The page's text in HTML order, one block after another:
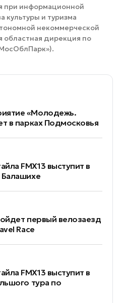
«Молодежь.
в парках Подмосковья
FMX13 выступит в
первый велозаезд
Race
FMX13 выступит в
тура по
при информационной
и туризма
некоммерческой
областная дирекция по